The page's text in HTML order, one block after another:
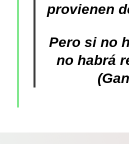
provienen
Pero si no
no habrá